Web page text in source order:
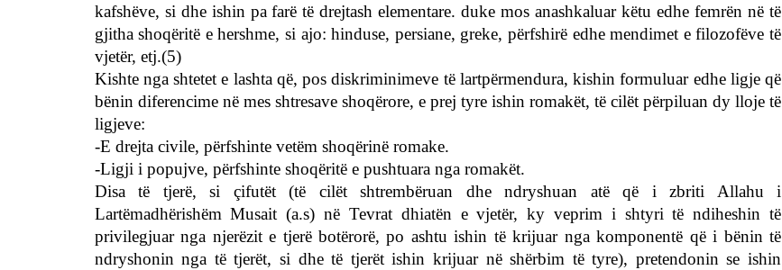
kafshëve, si dhe ishin pa farë të drejtash elementare. duke mos anashkaluar këtu edhe femrën në të
gjitha shoqëritë e hershme, si ajo: hinduse, persiane, greke, përfshirë edhe mendimet e filozofëve të
vjetër, etj.(5)
Kishte nga shtetet e lashta që, pos diskriminimeve të lartpërmendura, kishin formuluar edhe ligje që
bënin diferencime në mes shtresave shoqërore, e prej tyre ishin romakët, të cilët përpiluan dy lloje të
ligjeve:
-E drejta civile, përfshinte vetëm shoqërinë romake.
-Ligji i popujve, përfshinte shoqëritë e pushtuara nga romakët.
Disa të tjerë, si çifutët (të cilët shtrembëruan dhe ndryshuan atë që i zbriti Allahu i
Lartëmadhërishëm Musait (a.s) në Tevrat dhiatën e vjetër, ky veprim i shtyri të ndiheshin të
privilegjuar nga njerëzit e tjerë botërorë, po ashtu ishin të krijuar nga komponentë që i bënin të
ndryshonin nga të tjerët, si dhe të tjerët ishin krijuar në shërbim të tyre), pretendonin se ishin